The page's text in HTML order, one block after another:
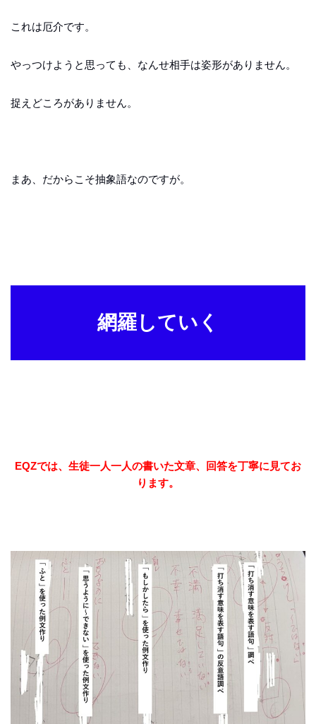
これは厄介です。
やっつけようと思っても、なんせ相手は姿形がありません。
捉えどころがありません。
まあ、だからこそ抽象語なのですが。
網羅していく
EQZでは、生徒一人一人の書いた文章、回答を丁寧に見てお
ります。